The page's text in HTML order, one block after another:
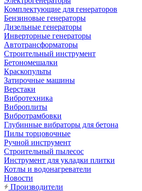
Комплектующие для генераторов
Бензиновые генераторы
Дизельные генераторы
Инверторные генераторы
Автотрансформаторы
Строительный инструмент
Бетономешалки
Краскопульты
Затирочные машины
Верстаки
Вибротехника
Виброплиты
Вибротрамбовки
Глубинные вибраторы для бетона
Пилы торцовочные
Ручной инструмент
Строительный пылесос
Инструмент для укладки плитки
Котлы и водонагреватели
Новости
Производители